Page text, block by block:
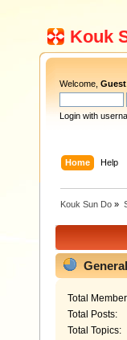
Kouk
Welcome, Guest
Login with
Home Help
Kouk Sun Do »
Total
Total Posts:
Total Topics: